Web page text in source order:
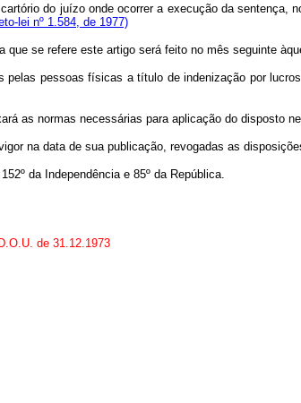
do juízo onde ocorrer a execução da
lei nº 1.584, de 1977)
que se refere este artigo será feito no mês seguinte
pelas pessoas físicas a título de indenização por
as normas necessárias para aplicação do disposto
na data de sua publicação, revogadas as
da Independência e 85º da República.
de 31.12.1973